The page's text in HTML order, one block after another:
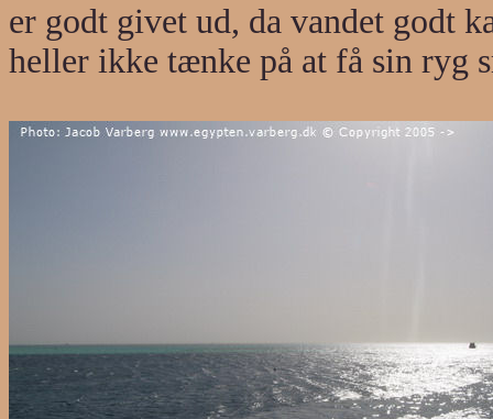
er godt givet ud, da vandet godt
heller ikke tænke på at få sin ryg